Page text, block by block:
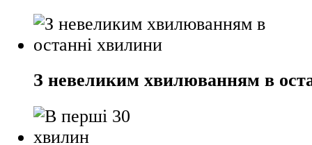
З невеликим хвилюванням в